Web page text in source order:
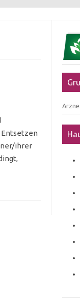
Entsetzen
ihrer